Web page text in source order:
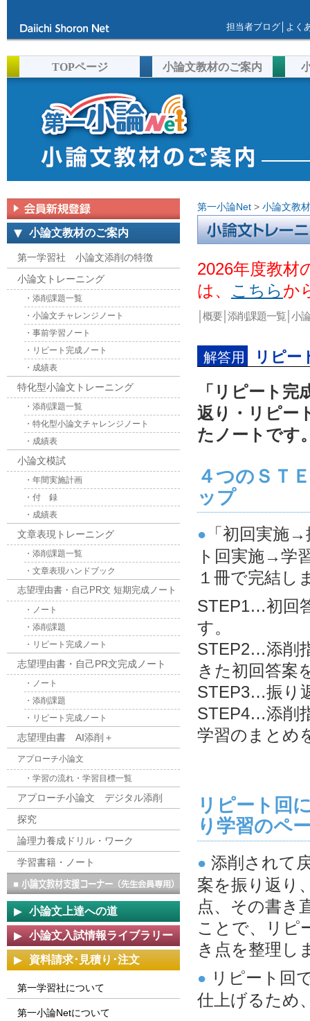
担当者ブログ よく
TOPページ 小論文教材のご案内
小論文教材のご案内
第一学習社 小論文添削の特徴
小論文トレーニング
・添削課題一覧
・小論文チャレンジノート
・事前学習ノート
・リピート完成ノート
・成績表
特化型小論文トレーニング
・添削課題一覧
・特化型小論文チャレンジノート
・成績表
小論文模試
・年間実施計画
・付 録
・成績表
文章表現トレーニング
・添削課題一覧
・文章表現ハンドブック
志望理由書・自己PR文 短期完成ノート
・ノート
・添削課題
・リピート完成ノート
志望理由書・自己PR文完成ノート
・ノート
・添削課題
・リピート完成ノート
志望理由書 AI添削＋
アプローチ小論文
・学習の流れ・学習目標一覧
アプローチ小論文 デジタル添削
探究
論理力養成ドリル・ワーク
学習書籍・ノート
小論文上達への道
小論文入試情報ライブラリー
資料請求･見積り･注文
第一学習社について
第一小論Netについて
第一小論Net > 小論文教
こちらか
概要│ 添削課題一覧 小
解答用 リピー
「リピート
返り・リピー
たノートです
４つのＳＴ
ップ
● 「初回実施
ト回実施→学
１冊で完結し
STEP1…初回
す。
STEP2…添削
きた初回答案
STEP3…振り
STEP4…添削
学習のまとめ
リピート回
り学習のペ
● 添削されて
案を振り返り
点、その書き
ことで、リピ
き点を整理し
● リピート回
仕上げるため